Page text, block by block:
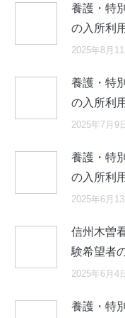
養護・特
の入所利
2025年8月11
養護・特
の入所利
2025年7月9
養護・特
の入所利
2025年6月13
信州木曽
験希望者
2025年6月4
養護・特